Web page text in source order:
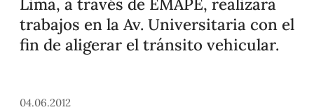
trabajos en la Av. Universitaria con el
fin de aligerar el tránsito vehicular.
04.06.2012